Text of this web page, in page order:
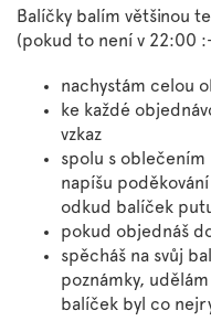
Balíčky balím většinou
(pokud to není v 22:00
nachystám celou
ke každé
vzkaz
spolu s
napíšu
odkud balíček
pokud objednáš
spěcháš na svůj
poznámky,
balíček byl co